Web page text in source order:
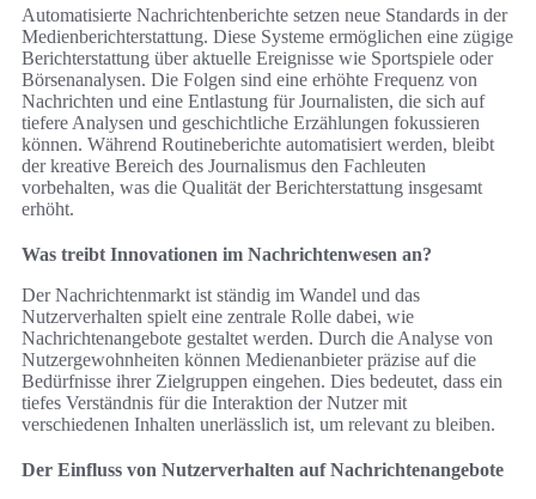
Automatisierte Nachrichtenberichte setzen neue Standards in der
Medienberichterstattung. Diese Systeme ermöglichen eine zügige
Berichterstattung über aktuelle Ereignisse wie Sportspiele oder
Börsenanalysen. Die Folgen sind eine erhöhte Frequenz von
Nachrichten und eine Entlastung für Journalisten, die sich auf
tiefere Analysen und geschichtliche Erzählungen fokussieren
können. Während Routineberichte automatisiert werden, bleibt
der kreative Bereich des Journalismus den Fachleuten
vorbehalten, was die Qualität der Berichterstattung insgesamt
erhöht.
Was treibt Innovationen im Nachrichtenwesen an?
Der Nachrichtenmarkt ist ständig im Wandel und das
Nutzerverhalten spielt eine zentrale Rolle dabei, wie
Nachrichtenangebote gestaltet werden. Durch die Analyse von
Nutzergewohnheiten können Medienanbieter präzise auf die
Bedürfnisse ihrer Zielgruppen eingehen. Dies bedeutet, dass ein
tiefes Verständnis für die Interaktion der Nutzer mit
verschiedenen Inhalten unerlässlich ist, um relevant zu bleiben.
Der Einfluss von Nutzerverhalten auf Nachrichtenangebote